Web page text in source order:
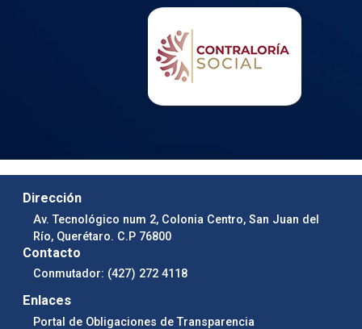
Dirección
Av. Tecnológico num 2, Colonia Centro, San Juan del
Río, Querétaro. C.P 76800
Contacto
Conmutador: (427) 272 4118
Enlaces
Portal de Obligaciones de Transparencia